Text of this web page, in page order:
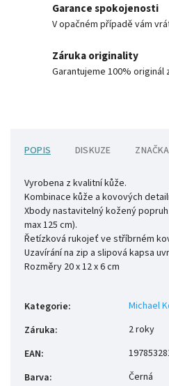
Garance spokojenosti
V opačném případě vám
Záruka originality
Garantujeme 100% originál
POPIS DISKUZE ZNAČKA
Vyrobena z kvalitní kůže.
Kombinace kůže a kovových
Xbody nastavitelný kožený
max 125 cm).
Řetízková rukojeť ve stříbrném
Uzavírání na zip a slipová kapsa
Rozměry 20 x 12 x 6 cm
Kategorie:
Michael
Záruka:
2 roky
EAN:
Barva:
Černá